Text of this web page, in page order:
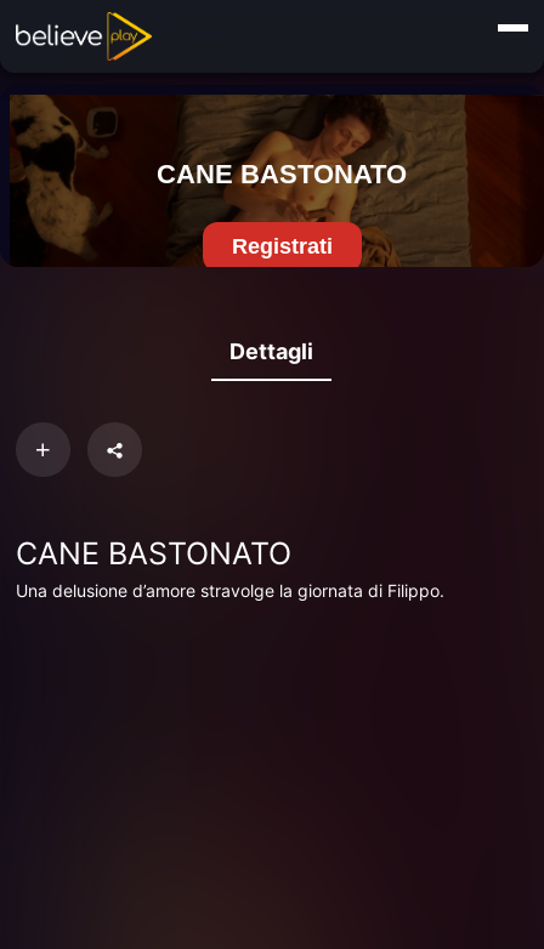
Dettagli
CANE BASTONATO
Una delusione d’amore stravolge la giornata di Filippo.